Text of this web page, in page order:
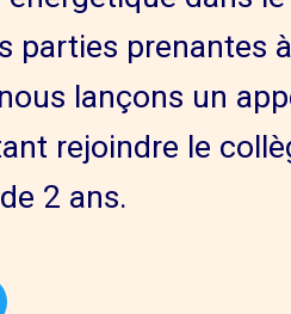
parties prenantes
lançons un
rejoindre le
2 ans.